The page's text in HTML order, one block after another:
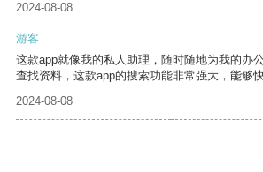
2024-08-08
游客
这款app就像我的私人助理，随时随地为我的办
查找资料，这款app的搜索功能非常强大，能够
2024-08-08